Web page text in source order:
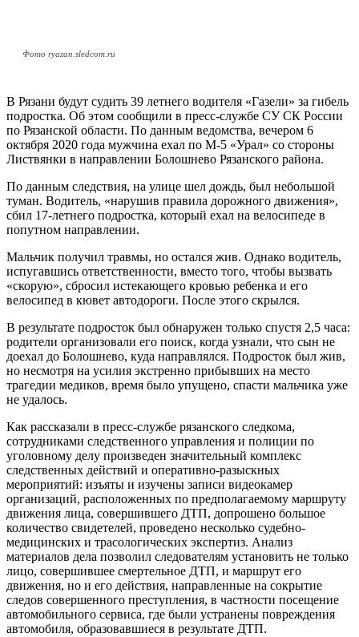
Фото ryazan.sledcom.ru
В Рязани будут судить 39 летнего водителя «Газели» за гибель
подростка. Об этом сообщили в пресс-службе СУ СК России
по Рязанской области. По данным ведомства, вечером 6
октября 2020 года мужчина ехал по М-5 «Урал» со стороны
Листвянки в направлении Болошнево Рязанского района.
По данным следствия, на улице шел дождь, был небольшой
туман. Водитель, «нарушив правила дорожного движения»,
сбил 17-летнего подростка, который ехал на велосипеде в
попутном направлении.
Мальчик получил травмы, но остался жив. Однако водитель,
испугавшись ответственности, вместо того, чтобы вызвать
«скорую», сбросил истекающего кровью ребенка и его
велосипед в кювет автодороги. После этого скрылся.
В результате подросток был обнаружен только спустя 2,5 часа:
родители организовали его поиск, когда узнали, что сын не
доехал до Болошнево, куда направлялся. Подросток был жив,
но несмотря на усилия экстренно прибывших на место
трагедии медиков, время было упущено, спасти мальчика уже
не удалось.
Как рассказали в пресс-службе рязанского следкома,
сотрудниками следственного управления и полиции по
уголовному делу произведен значительный комплекс
следственных действий и оперативно-разыскных
мероприятий: изъяты и изучены записи видеокамер
организаций, расположенных по предполагаемому маршруту
движения лица, совершившего ДТП, допрошено большое
количество свидетелей, проведено несколько судебно-
медицинских и трасологических экспертиз. Анализ
материалов дела позволил следователям установить не только
лицо, совершившее смертельное ДТП, и маршрут его
движения, но и его действия, направленные на сокрытие
следов совершенного преступления, в частности посещение
автомобильного сервиса, где были устранены повреждения
автомобиля, образовавшиеся в результате ДТП.